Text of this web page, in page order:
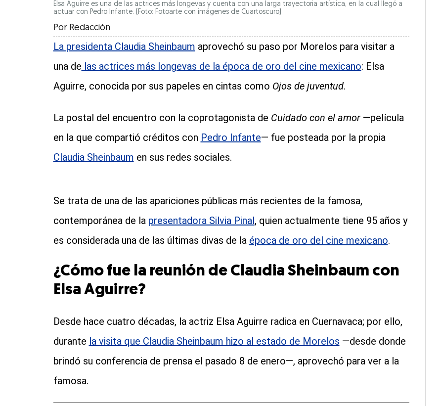
Elsa Aguirre es una de las actrices más longevas y cuenta con una larga trayectoria artística, en la cual llegó a
actuar con Pedro Infante. (Foto: Fotoarte con imágenes de Cuartoscuro)
Por Redacción
La presidenta Claudia Sheinbaum aprovechó su paso por Morelos para visitar a
una de las actrices más longevas de la época de oro del cine mexicano: Elsa
Aguirre, conocida por sus papeles en cintas como Ojos de juventud.
La postal del encuentro con la coprotagonista de Cuidado con el amor—película
en la que compartió créditos con Pedro Infante— fue posteada por la propia
Claudia Sheinbaum en sus redes sociales.
Se trata de una de las apariciones públicas más recientes de la famosa,
contemporánea de la presentadora Silvia Pinal, quien actualmente tiene 95 años y
es considerada una de las últimas divas de la época de oro del cine mexicano.
¿Cómo fue la reunión de Claudia Sheinbaum con
Elsa Aguirre?
Desde hace cuatro décadas, la actriz Elsa Aguirre radica en Cuernavaca; por ello,
durante la visita que Claudia Sheinbaum hizo al estado de Morelos —desde donde
brindó su conferencia de prensa el pasado 8 de enero—, aprovechó para ver a la
famosa.